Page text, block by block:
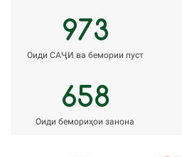
973
Оиди САҶИ ва бемории пуст
658
Оиди бемориҳои занона